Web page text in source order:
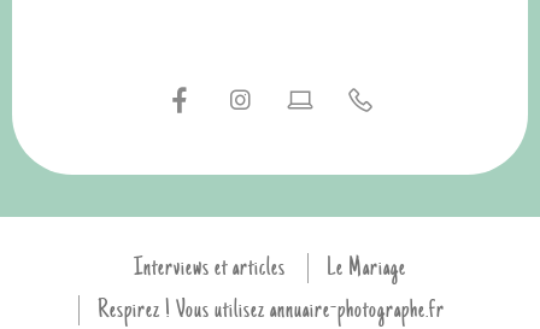
Interviews et articles
Le Mariage
Respirez ! Vous utilisez annuaire-photographe.fr